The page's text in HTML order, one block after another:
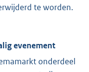
te worden.
evenement
onderdeel